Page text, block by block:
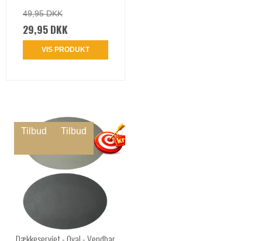
49,95 DKK
29,95 DKK
VIS PRODUKT
Tilbud Tilbud